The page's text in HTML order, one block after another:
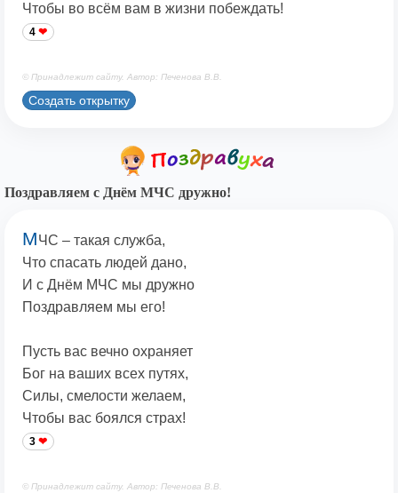
Чтобы во всём вам в жизни побеждать!
4
© Принадлежит сайту. Автор: Печенова В.В.
Создать открытку
Поздравляем с Днём МЧС дружно!
МЧС – такая служба,
Что спасать людей дано,
И с Днём МЧС мы дружно
Поздравляем мы его!
Пусть вас вечно охраняет
Бог на ваших всех путях,
Силы, смелости желаем,
Чтобы вас боялся страх!
3
© Принадлежит сайту. Автор: Печенова В.В.